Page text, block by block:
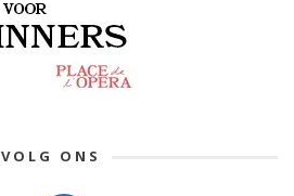
VOLG ONS